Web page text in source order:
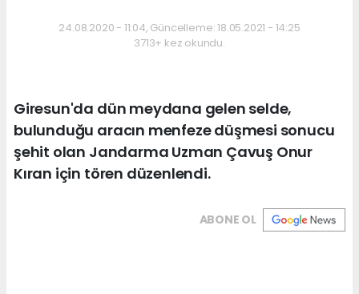
24.08.2020 - 11:04, Güncelleme: 18.05.2021 - 14:25
3713+ kez okundu.
Giresun'da dün meydana gelen selde,
bulunduğu aracın menfeze düşmesi sonucu
şehit olan Jandarma Uzman Çavuş Onur
Kıran için tören düzenlendi.
ABONE OL